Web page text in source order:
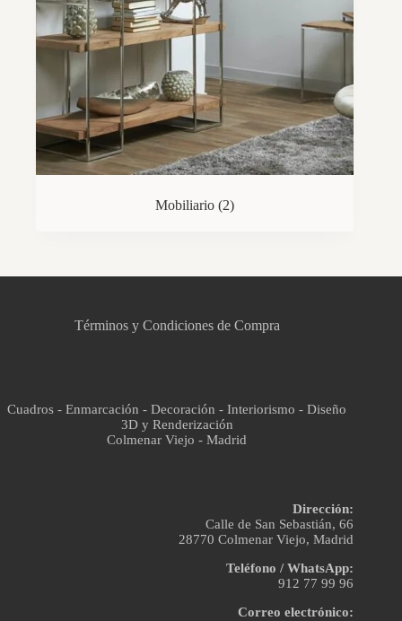
Mobiliario(2)
Términos y Condiciones de Compra
Cuadros - Enmarcación - Decoración - Interiorismo - Diseño
3D y Renderización
Colmenar Viejo - Madrid
Dirección:
Calle de San Sebastián, 66
28770 Colmenar Viejo, Madrid
Teléfono / WhatsApp:
912 77 99 96
Correo electrónico:
Asistente virtual · En línea